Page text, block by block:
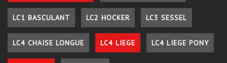
LC1 BASCULANT LC2 HOCKER LC3 SESSEL
LC4 CHAISE LONGUE LC4 LIEGE LC4 LIEGE PONY